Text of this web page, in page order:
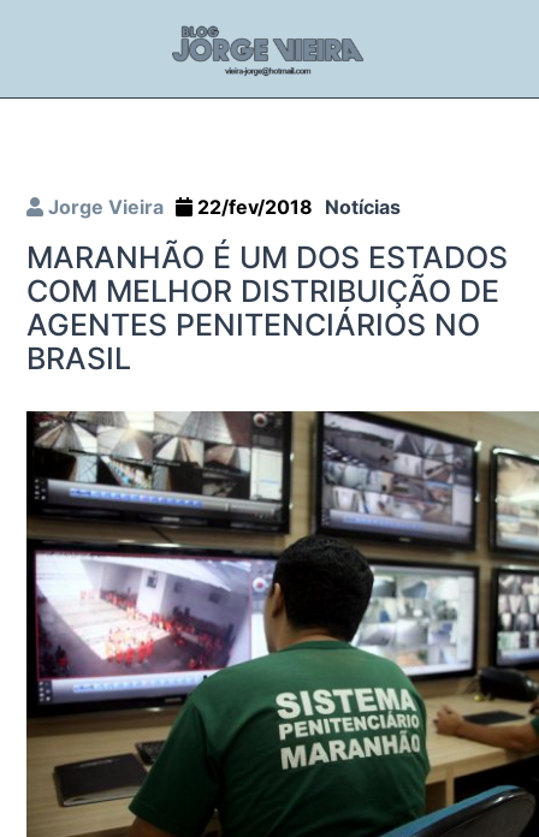
Jorge Vieira 22/fev/2018 Notícias
MARANHÃO É UM DOS ESTADOS
COM MELHOR DISTRIBUIÇÃO DE
AGENTES PENITENCIÁRIOS NO
BRASIL